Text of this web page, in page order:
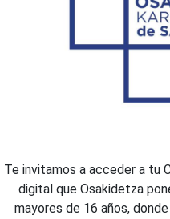
Te invitamos a acceder a tu
digital que Osakidetza
mayores de 16 años,